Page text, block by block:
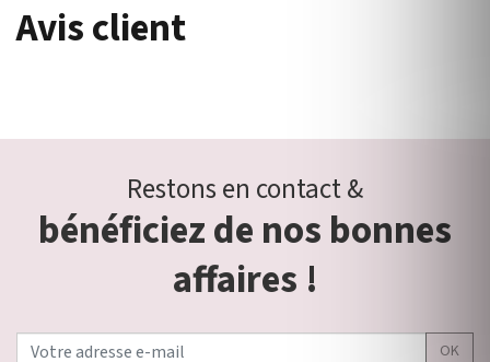
Avis client
Restons en contact &
bénéficiez de nos bonnes
affaires !
OK